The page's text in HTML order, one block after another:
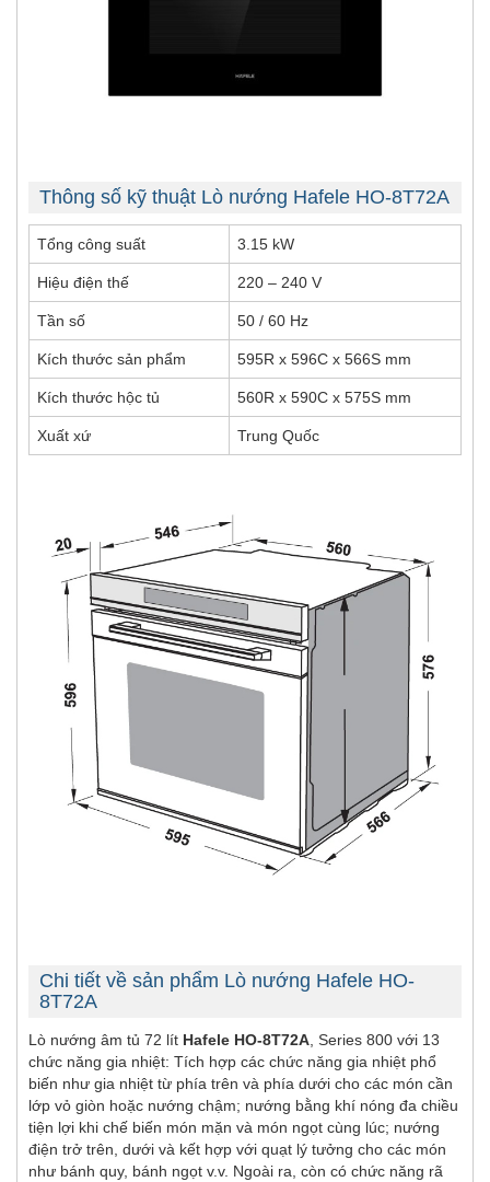
Thông số kỹ thuật Lò nướng Hafele HO-8T72A
Tổng công suất 3.15 kW
Hiệu điện thế 220 – 240 V
Tần số 50 / 60 Hz
Kích thước sản phẩm 595R x 596C x 566S mm
Kích thước hộc tủ 560R x 590C x 575S mm
Xuất xứ Trung Quốc
Chi tiết về sản phẩm Lò nướng Hafele HO-
8T72A
Lò nướng âm tủ 72 lít Hafele HO-8T72A, Series 800 với 13
chức năng gia nhiệt: Tích hợp các chức năng gia nhiệt phổ
biến như gia nhiệt từ phía trên và phía dưới cho các món cần
lớp vỏ giòn hoặc nướng chậm; nướng bằng khí nóng đa chiều
tiện lợi khi chế biến món mặn và món ngọt cùng lúc; nướng
điện trở trên, dưới và kết hợp với quạt lý tưởng cho các món
như bánh quy, bánh ngọt v.v. Ngoài ra, còn có chức năng rã